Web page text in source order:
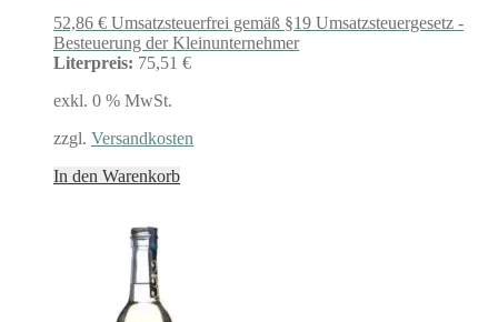
52,86 € Umsatzsteuerfrei gemäß §19 Umsatzsteuergesetz -
Besteuerung der Kleinunternehmer
Literpreis: 75,51 €
exkl. 0 % MwSt.
zzgl. Versandkosten
In den Warenkorb